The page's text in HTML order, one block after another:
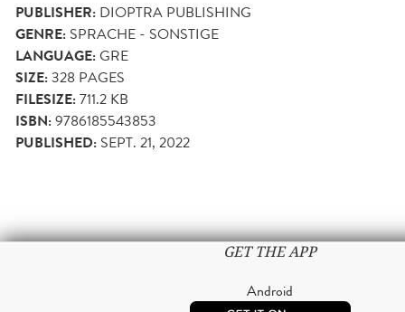
PUBLISHER: DIOPTRA PUBLISHING
GENRE: SPRACHE - SONSTIGE
LANGUAGE:GRE
SIZE:328 PAGES
FILESIZE:711.2 KB
ISBN:9786185543853
PUBLISHED: SEPT. 21, 2022
GET THE APP
Android